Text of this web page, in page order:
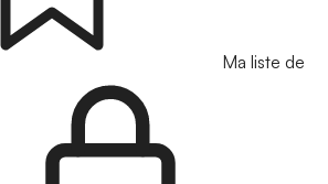
Ma liste de